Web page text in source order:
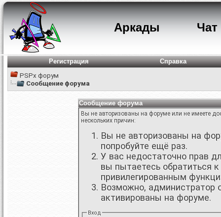
Аркады Чат
Регистрация
Справка
PSPx форум
Сообщение форума
Сообщение форума
Вы не авторизованы на форуме или не имеете
нескольких причин:
Вы не авторизованы на
попробуйте ещё раз.
У вас недостаточно прав
вы пытаетесь обратиться
привилегированным
Возможно, администратор
активированы на форуме.
Вход